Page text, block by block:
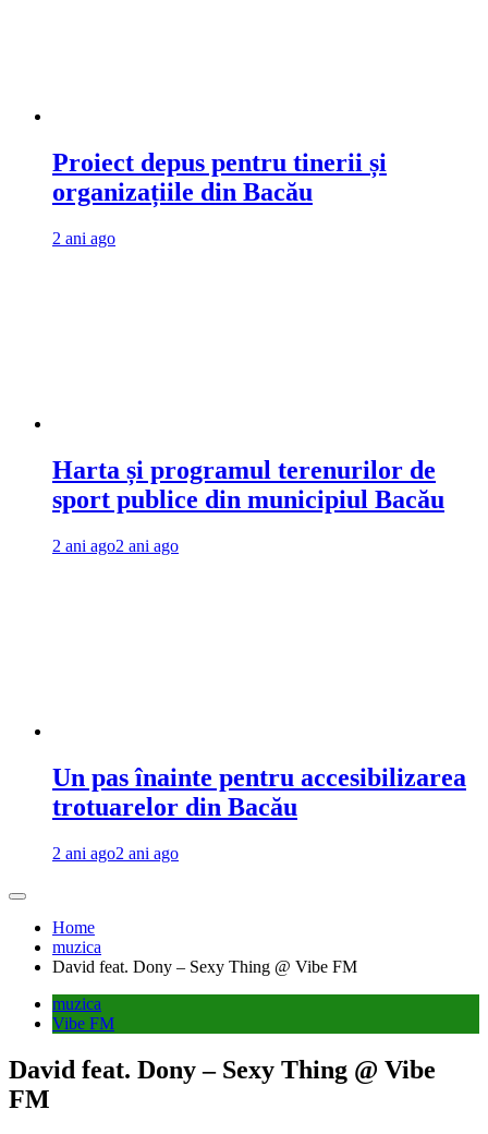
Proiect depus pentru tinerii și
organizațiile din Bacău
2 ani ago
Harta și programul terenurilor de
sport publice din municipiul Bacău
2 ani ago2 ani ago
Un pas înainte pentru accesibilizarea
trotuarelor din Bacău
2 ani ago2 ani ago
Home
muzica
David feat. Dony – Sexy Thing @ Vibe FM
muzica
Vibe FM
David feat. Dony – Sexy Thing @ Vibe
FM